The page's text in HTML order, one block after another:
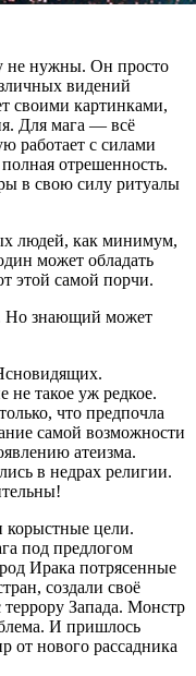
не нужны. Он просто
видений
своими картинками,
Для мага — всё
работает с силами
отрешенность.
в свою силу ритуалы
людей, как минимум,
может обладать
этой самой порчи.
Но знающий может
не такое уж редкое.
что предпочла
самой возможности
атеизма.
в недрах религии.
цели.
под предлогом
Ирака потрясенные
создали своё
террору Запада. Монстр
И пришлось
от нового рассадника